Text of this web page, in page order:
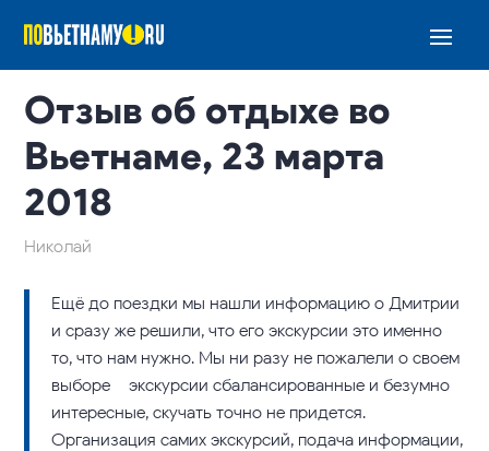
Отзыв об отдыхе во
Вьетнаме, 23 марта
2018
Николай
Ещё до поездки мы нашли информацию о Дмитрии
и сразу же решили, что его экскурсии это именно
то, что нам нужно. Мы ни разу не пожалели о своем
выборе – экскурсии сбалансированные и безумно
интересные, скучать точно не придется.
Организация самих экскурсий, подача информации,